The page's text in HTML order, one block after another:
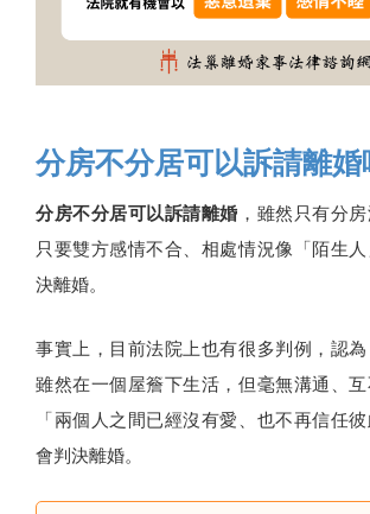
分房不分居可以訴請離婚
分房不分居可以訴請離婚 ，雖然只有分
只要雙方感情不合、相處情況像「陌生
決離婚。
事實上，目前法院上也有很多判例，認為
雖然在一個屋簷下生活，但毫無溝通、
「兩個人之間已經沒有愛、也不再信任
會判決離婚。